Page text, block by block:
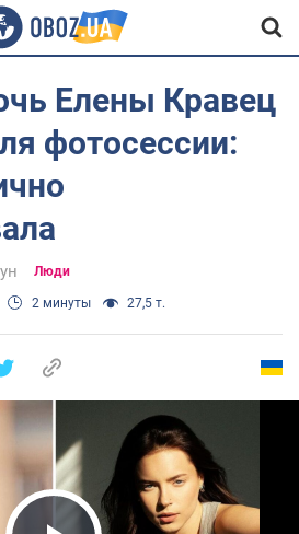
Елены Кравец
фотосессии:
Люди
2 минуты 27,5 т.